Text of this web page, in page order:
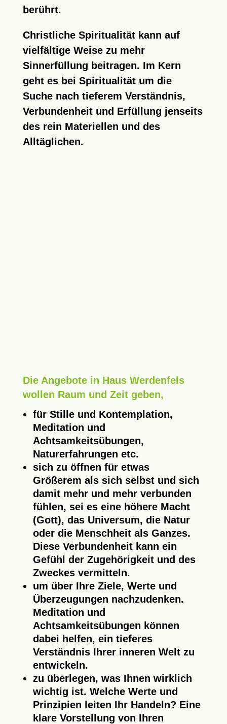
berührt.
Christliche Spiritualität kann auf
vielfältige Weise zu mehr
Sinnerfüllung beitragen. Im Kern
geht es bei Spiritualität um die
Suche nach tieferem Verständnis,
Verbundenheit und Erfüllung jenseits
des rein Materiellen und des
Alltäglichen.
Die Angebote in Haus Werdenfels
wollen Raum und Zeit geben,
für Stille und Kontemplation,
Meditation und
Achtsamkeitsübungen,
Naturerfahrungen etc.
sich zu öffnen für etwas
Größerem als sich selbst und sich
damit mehr und mehr verbunden
fühlen, sei es eine höhere Macht
(Gott), das Universum, die Natur
oder die Menschheit als Ganzes.
Diese Verbundenheit kann ein
Gefühl der Zugehörigkeit und des
Zweckes vermitteln.
um über Ihre Ziele, Werte und
Überzeugungen nachzudenken.
Meditation und
Achtsamkeitsübungen können
dabei helfen, ein tieferes
Verständnis Ihrer inneren Welt zu
entwickeln.
zu überlegen, was Ihnen wirklich
wichtig ist. Welche Werte und
Prinzipien leiten Ihr Handeln? Eine
klare Vorstellung von Ihren